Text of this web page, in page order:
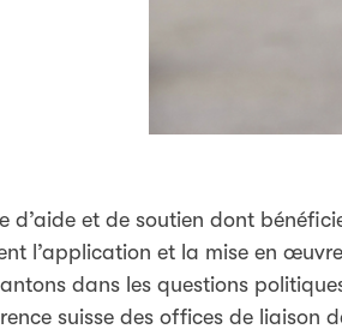
d’aide et de soutien dont
l’application et la mise en
dans les questions
suisse des offices de liaison